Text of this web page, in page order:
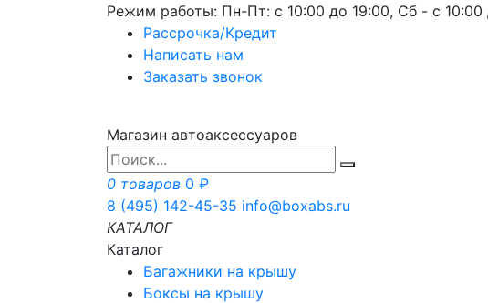
Режим работы: Пн-Пт: с 10:00 до 19:00, Сб - с
Рассрочка/Кредит
Написать нам
Заказать звонок
Магазин автоаксессуаров
0 товаров 0 ₽
8 (495) 142-45-35 info@boxabs.ru
КАТАЛОГ
Каталог
Багажники на крышу
Боксы на крышу